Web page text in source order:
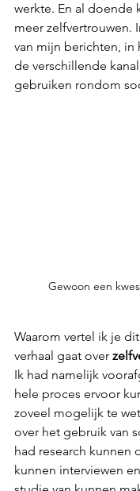
werkte. En al doende
meer zelfvertrouwen.
van mijn berichten, in
de verschillende
gebruiken rondom
Gewoon een
Waarom vertel ik je
verhaal gaat over
Ik had namelijk
hele proces ervoor
zoveel mogelijk te
over het gebruik van
had research kunnen
kunnen interviewen